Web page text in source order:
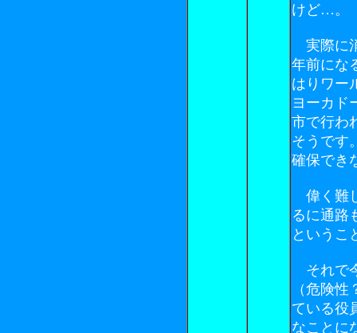
けど…。
実際に
年前にな
はりワー
ヨーカド
市で行わ
そうです
確保でき
偉く難
るに通路
というこ
それで
（危険
ている役
なことに